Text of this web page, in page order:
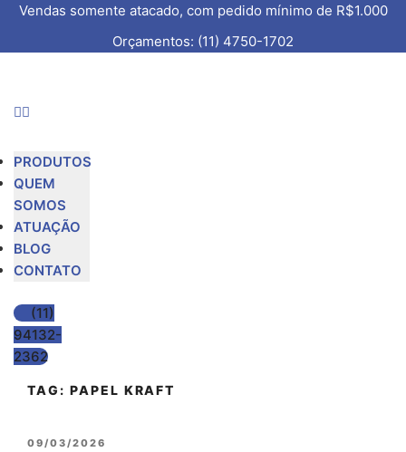
Vendas somente atacado, com pedido mínimo de R$1.000
Orçamentos: (11) 4750-1702
PRODUTOS
QUEM
SOMOS
ATUAÇÃO
BLOG
CONTATO
(11)
94132-
2362
TAG: PAPEL KRAFT
PUBLICADO
09/03/2026